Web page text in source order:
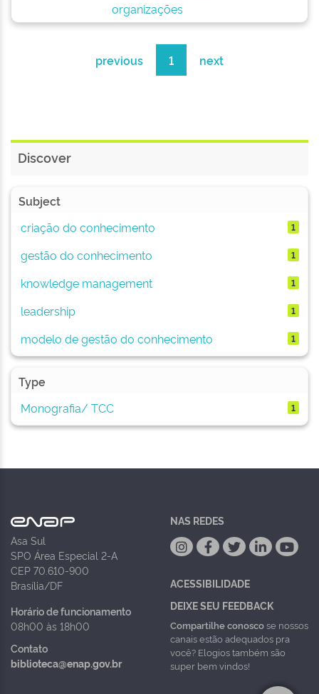
organizações
previous 1 next
Discover
Subject
criação do conhecimento
1
gestão do conhecimento 1
knowledge management 1
leadership 1
modelo de gestão do conhecimento 1
Type
Monografia/ TCC
1
Asa Sul
SPO Área Especial 2-A
CEP 70.610-900
Brasília/DF
Horário de funcionamento
08h00 às 18h00
Contato
biblioteca@enap.gov.br
NAS REDES
ACESSIBILIDADE
DEIXE SEU FEEDBACK
Compartilhe conoscose nossos
canais estão adequados pra
você? Elogios também são
super bem vindos!